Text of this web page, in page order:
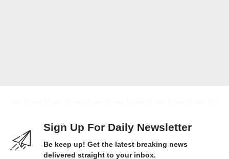
Sign Up For Daily Newsletter
Be keep up! Get the latest breaking news
delivered straight to your inbox.